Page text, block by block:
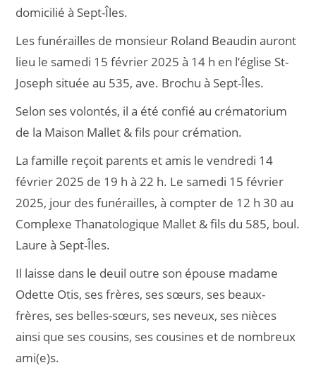
domicilié à Sept-Îles.
Les funérailles de monsieur Roland Beaudin auront
lieu le samedi 15 février 2025 à 14 h en l’église St-
Joseph située au 535, ave. Brochu à Sept-Îles.
Selon ses volontés, il a été confié au crématorium
de la Maison Mallet & fils pour crémation.
La famille reçoit parents et amis le vendredi 14
février 2025 de 19 h à 22 h. Le samedi 15 février
2025, jour des funérailles, à compter de 12 h 30 au
Complexe Thanatologique Mallet & fils du 585, boul.
Laure à Sept-Îles.
Il laisse dans le deuil outre son épouse madame
Odette Otis, ses frères, ses sœurs, ses beaux-
frères, ses belles-sœurs, ses neveux, ses nièces
ainsi que ses cousins, ses cousines et de nombreux
ami(e)s.